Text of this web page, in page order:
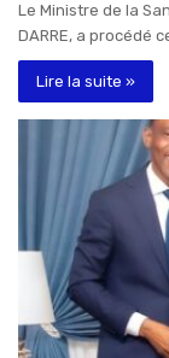
Le Ministre de la
DARRE, a procédé
Lire la suite »